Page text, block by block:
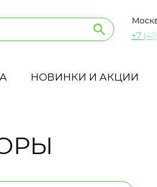
+7
НОВИНКИ И АКЦИИ